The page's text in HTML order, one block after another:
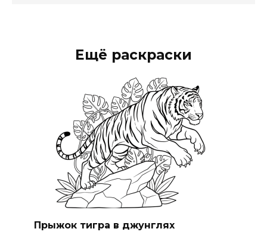
Ещё раскраски
Прыжок тигра в джунглях